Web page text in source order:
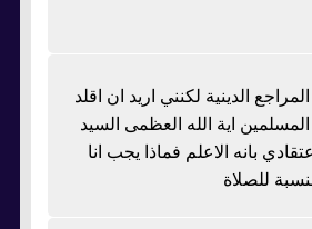
المراجع الدينية لكنني اريد ان اقلد
اية الله العظمى السيد
بانه الاعلم فماذا يجب انا
للصلاة